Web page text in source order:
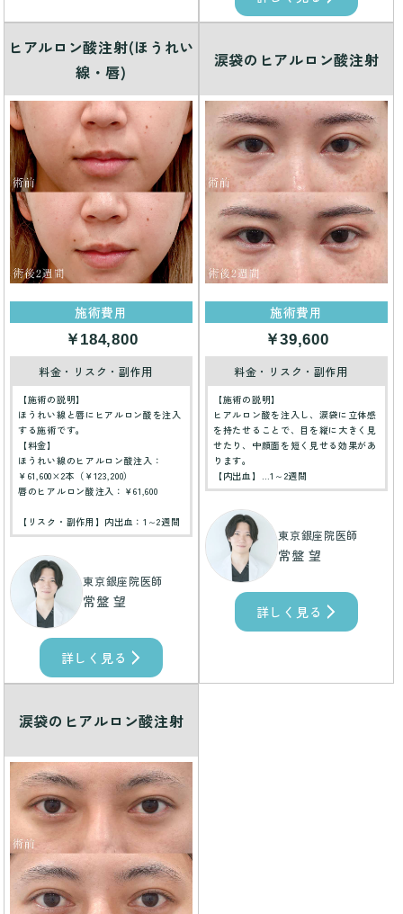
ヒアルロン酸注射(ほうれい
線・唇)
施術費用
￥184,800
料金・リスク・副作用
【施術の説明】
ほうれい線と唇にヒアルロン酸を注入
する施術です。
【料金】
ほうれい線のヒアルロン酸注入：
￥61,600×2本（￥123,200）
唇のヒアルロン酸注入：￥61,600
【リスク・副作用】内出血：1～2週間
東京銀座院医師
常盤 望
詳しく見る
涙袋のヒアルロン酸注射
施術費用
￥39,600
料金・リスク・副作用
【施術の説明】
ヒアルロン酸を注入し、涙袋に立体感
を持たせることで、目を縦に大きく見
せたり、中顔面を短く見せる効果があ
ります。
【内出血】…1～2週間
東京銀座院医師
常盤 望
詳しく見る
涙袋のヒアルロン酸注射